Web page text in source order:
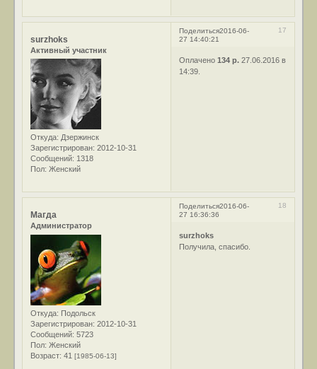
Поделиться 17
2016-06-
27 14:40:21
surzhoks
Активный участник
Откуда: Дзержинск
Зарегистрирован: 2012-10-31
Сообщений: 1318
Пол: Женский
Оплачено134 р.27.06.2016 в
14:39.
Поделиться 18
2016-06-
27 16:36:36
Магда
Администратор
Откуда: Подольск
Зарегистрирован: 2012-10-31
Сообщений: 5723
Пол: Женский
Возраст: 41[1985-06-13]
surzhoks
Получила, спасибо.